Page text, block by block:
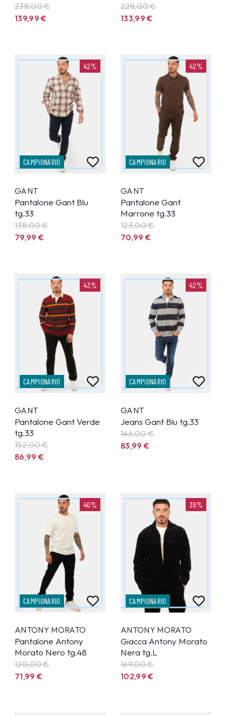
238,00 €
139,99€
228,00 €
133,99€
42%
CAMPIONARIO
GANT
Pantalone Gant Blu
tg.33
138,00 €
79,99€
42%
CAMPIONARIO
GANT
Pantalone Gant
Marrone tg.33
123,00 €
70,99€
43%
CAMPIONARIO
GANT
Pantalone Gant Verde
tg.33
152,00 €
86,99€
42%
CAMPIONARIO
GANT
Jeans Gant Blu tg.33
146,00 €
83,99€
40%
CAMPIONARIO
ANTONY MORATO
Pantalone Antony
Morato Nero tg.48
120,00 €
71,99€
39%
CAMPIONARIO
ANTONY MORATO
Giacca Antony Morato
Nera tg.L
169,00 €
102,99€